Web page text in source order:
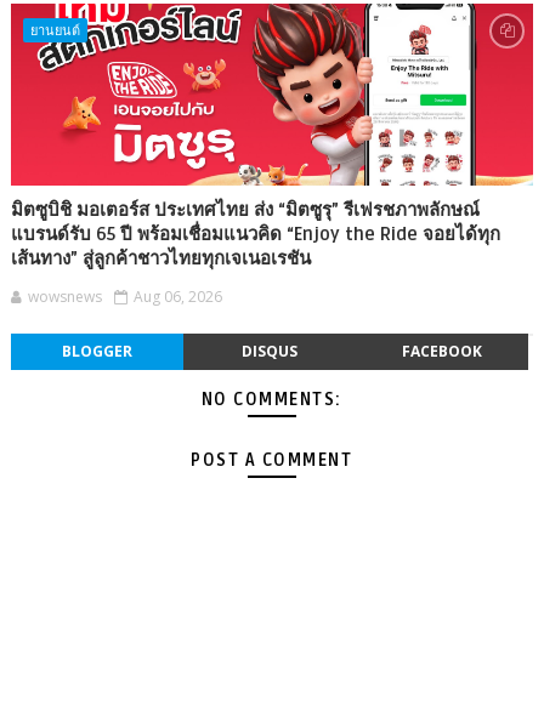
ยานยนต์
มิตซูบิชิ มอเตอร์ส ประเทศไทย ส่ง “มิตซูรุ” รีเฟรชภาพลักษณ์
แบรนด์รับ 65 ปี พร้อมเชื่อมแนวคิด “Enjoy the Ride จอยได้ทุก
เส้นทาง” สู่ลูกค้าชาวไทยทุกเจเนอเรชัน
wowsnews Aug 06, 2026
BLOGGER DISQUS FACEBOOK
NO COMMENTS:
POST A COMMENT